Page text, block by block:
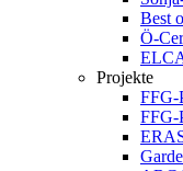
Best
Ö-
Projekte
FFG-
FFG-